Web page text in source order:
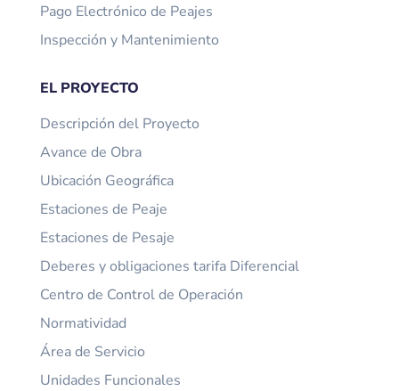
Pago Electrónico de Peajes
Inspección y Mantenimiento
EL PROYECTO
Descripción del Proyecto
Avance de Obra
Ubicación Geográfica
Estaciones de Peaje
Estaciones de Pesaje
Deberes y obligaciones tarifa Diferencial
Centro de Control de Operación
Normatividad
Área de Servicio
Unidades Funcionales